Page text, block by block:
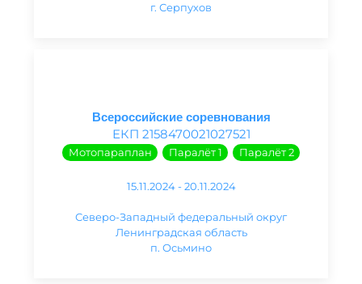
г. Серпухов
Всероссийские соревнования
ЕКП 2158470021027521
Мотопараплан Паралёт 1 Паралёт 2
15.11.2024 - 20.11.2024
Северо-Западный федеральный округ
Ленинградская область
п. Осьмино